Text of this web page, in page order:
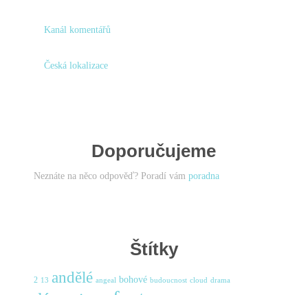
Kanál komentářů
Česká lokalizace
Doporučujeme
Neznáte na něco odpověď? Poradí vámporadna
Štítky
2 13 andělé angeal bohové budoucnost cloud drama